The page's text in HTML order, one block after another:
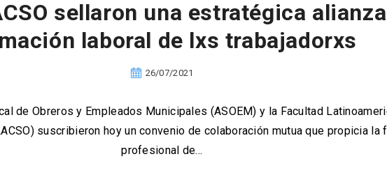
sellaron una estratégica
laboral de lxs trabajadorxs
26/07/2021
de Obreros y Empleados Municipales (ASOEM) y la Facultad
suscribieron hoy un convenio de colaboración mutua que propicia la
profesional de…